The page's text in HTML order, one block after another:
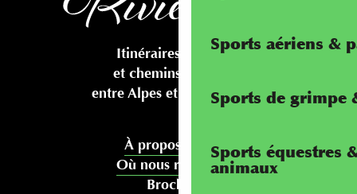
Sports aériens &
Sports de grimpe
Sports équestres
animaux
Itinéraires cyclables
et chemins pédestres
entre Alpes et Méditerranée
À propos de nous
Où nous rencontrer
Brochures